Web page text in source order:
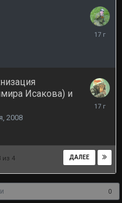
19
Исакова) и
2008
15
ДАЛЕЕ
из 4
0